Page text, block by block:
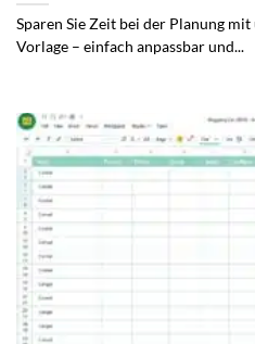
Sparen Sie Zeit bei der Planung
Vorlage – einfach anpassbar und...